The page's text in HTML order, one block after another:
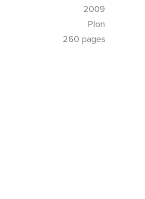
2009
Plon
260 pages